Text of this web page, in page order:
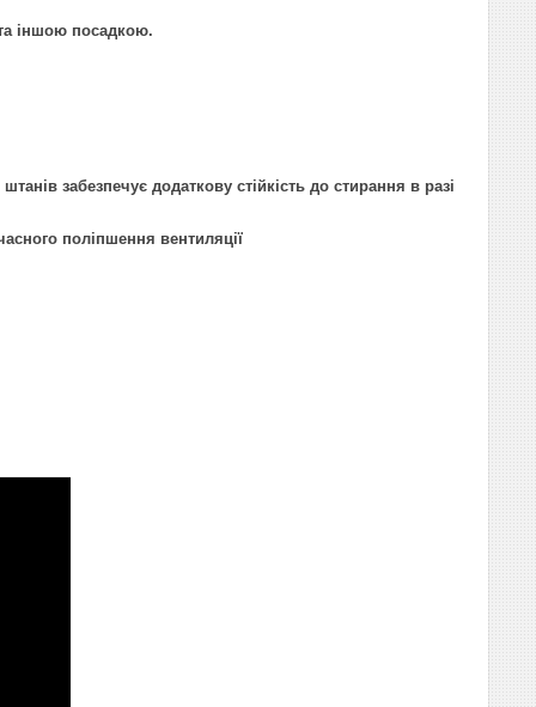
іншою посадкою.
забезпечує додаткову стійкість до стирання в разі
поліпшення вентиляції